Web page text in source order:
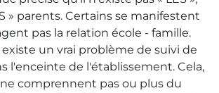
» parents. Certains se manifestent
pas la relation école - famille.
un vrai problème de suivi de
l'enceinte de l'établissement. Cela,
ne comprennent pas ou plus du